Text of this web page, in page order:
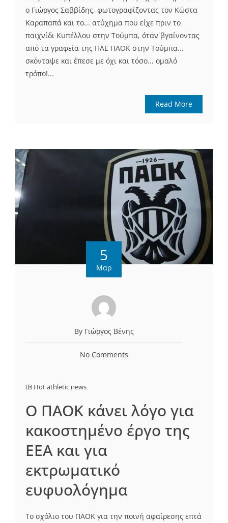
ο Γιώργος Σαββίδης, φωτογραφίζοντας τον Κώστα
Καραπαπά και το... ατύχημα που είχε πριν το
παιχνίδι Κυπέλλου στην Τούμπα, όταν βγαίνοντας
από τα γραφεία της ΠΑΕ ΠΑΟΚ στην Τούμπα...
σκόνταψε και έπεσε με όχι και τόσο... ομαλό
τρόπο!...
Read More
5
Μαρ
By Γιώργος Βένης
No Comments
Hot athletic news
Ο ΠΑΟΚ κάνει λόγο για
κακοστημένο έργο της
ΕΕΑ και για
εκτρωματικό
ευφυολόγημα
Το σχόλιο του ΠΑΟΚ για την ποινή αφαίρεσης επτά